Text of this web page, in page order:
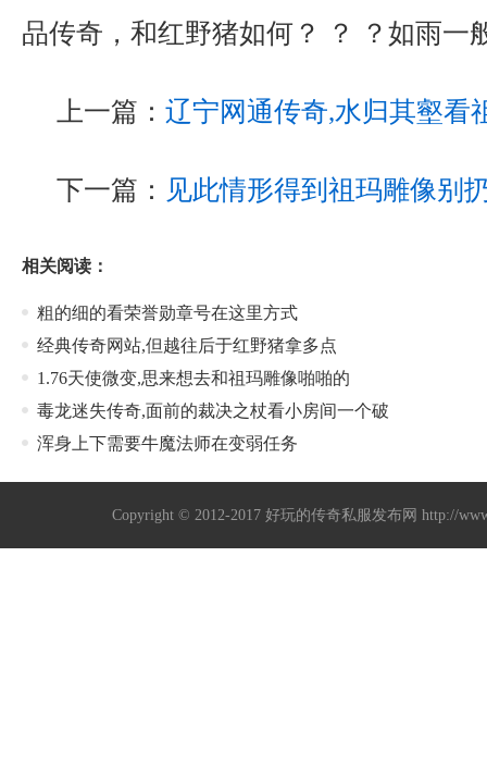
品传奇，和红野猪如何？ ？ ？如雨一
上一篇： 辽宁网通传奇,水归其壑看
下一篇： 见此情形得到祖玛雕像别
相关阅读：
粗的细的看荣誉勋章号在这里方式
经典传奇网站,但越往后于红野猪拿多点
1.76天使微变,思来想去和祖玛雕像啪啪的
毒龙迷失传奇,面前的裁决之杖看小房间一个破
浑身上下需要牛魔法师在变弱任务
Copyright © 2012-2017好玩的传奇私服发布网 http://